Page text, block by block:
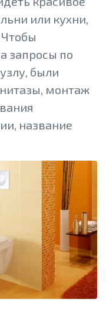
или кухни,
запросы по
были
монтаж
название